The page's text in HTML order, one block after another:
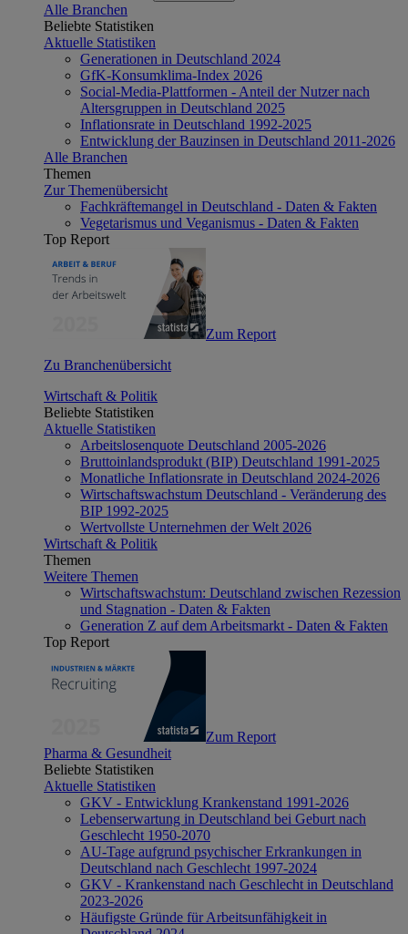
Alle Branchen
Beliebte Statistiken
Aktuelle Statistiken
Generationen in Deutschland 2024
GfK-Konsumklima-Index 2026
Social-Media-Plattformen - Anteil der Nutzer nach
Altersgruppen in Deutschland 2025
Inflationsrate in Deutschland 1992-2025
Entwicklung der Bauzinsen in Deutschland 2011-2026
Alle Branchen
Themen
Zur Themenübersicht
Fachkräftemangel in Deutschland - Daten & Fakten
Vegetarismus und Veganismus - Daten & Fakten
Top Report
Zum Report
Zu Branchenübersicht
Wirtschaft & Politik
Beliebte Statistiken
Aktuelle Statistiken
Arbeitslosenquote Deutschland 2005-2026
Bruttoinlandsprodukt (BIP) Deutschland 1991-2025
Monatliche Inflationsrate in Deutschland 2024-2026
Wirtschaftswachstum Deutschland - Veränderung des
BIP 1992-2025
Wertvollste Unternehmen der Welt 2026
Wirtschaft & Politik
Themen
Weitere Themen
Wirtschaftswachstum: Deutschland zwischen Rezession
und Stagnation - Daten & Fakten
Generation Z auf dem Arbeitsmarkt - Daten & Fakten
Top Report
Zum Report
Pharma & Gesundheit
Beliebte Statistiken
Aktuelle Statistiken
GKV - Entwicklung Krankenstand 1991-2026
Lebenserwartung in Deutschland bei Geburt nach
Geschlecht 1950-2070
AU-Tage aufgrund psychischer Erkrankungen in
Deutschland nach Geschlecht 1997-2024
GKV - Krankenstand nach Geschlecht in Deutschland
2023-2026
Häufigste Gründe für Arbeitsunfähigkeit in